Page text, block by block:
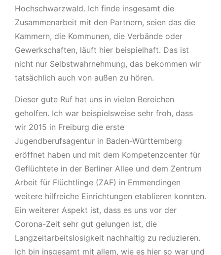
Hochschwarzwald. Ich finde insgesamt die
Zusammenarbeit mit den Partnern, seien das die
Kammern, die Kommunen, die Verbände oder
Gewerkschaften, läuft hier beispielhaft. Das ist
nicht nur Selbstwahrnehmung, das bekommen wir
tatsächlich auch von außen zu hören.
Dieser gute Ruf hat uns in vielen Bereichen
geholfen. Ich war beispielsweise sehr froh, dass
wir 2015 in Freiburg die erste
Jugendberufsagentur in Baden-Württemberg
eröffnet haben und mit dem Kompetenzcenter für
Geflüchtete in der Berliner Allee und dem Zentrum
Arbeit für Flüchtlinge (ZAF) in Emmendingen
weitere hilfreiche Einrichtungen etablieren konnten.
Ein weiterer Aspekt ist, dass es uns vor der
Corona-Zeit sehr gut gelungen ist, die
Langzeitarbeitslosigkeit nachhaltig zu reduzieren.
Ich bin insgesamt mit allem, wie es hier so war und